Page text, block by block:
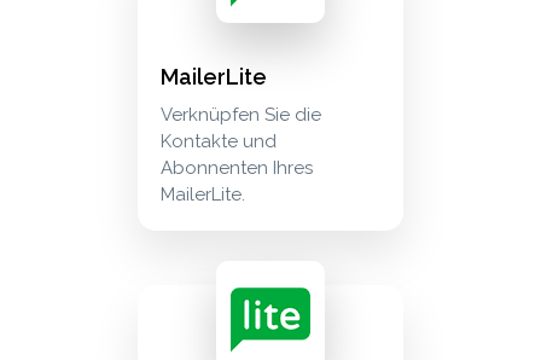
MailerLite
Verknüpfen Sie die
Kontakte und
Abonnenten Ihres
MailerLite.
mailerlite campaigns synchronisieren sie